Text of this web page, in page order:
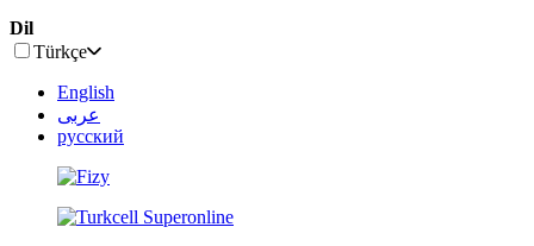
Dil
Türkçe
English
عربى
русский